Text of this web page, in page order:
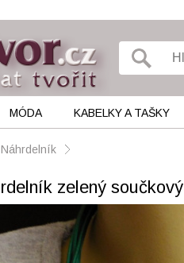
MÓDA KABELKY A TAŠKY
Náhrdelník
zelený součkový